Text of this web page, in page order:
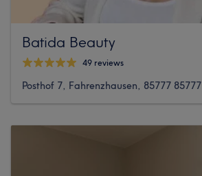
Batida Beauty
49 reviews
Posthof 7, Fahrenzhausen, 85777 85777